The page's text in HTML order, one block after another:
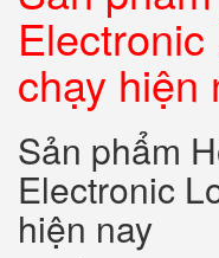
chạy hiện
Sản phẩm
Electronic
hiện nay